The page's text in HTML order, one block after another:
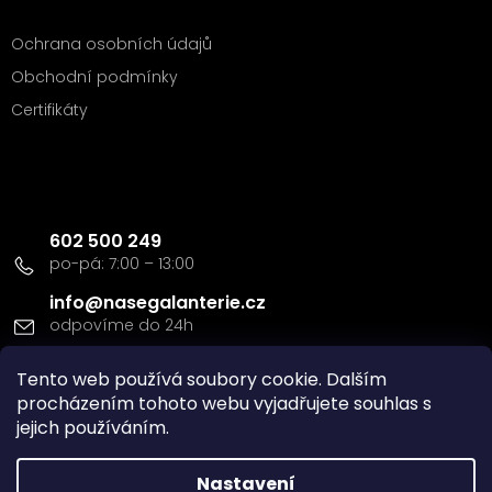
Tento web používá soubory cookie. Dalším
procházením tohoto webu vyjadřujete souhlas s
jejich používáním.
Nastavení
Ochrana osobních údajů
Obchodní podmínky
Certifikáty
info@nasegalanterie.cz
602 500 249
Doprava a platba